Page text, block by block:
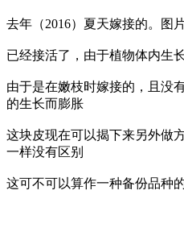
去年（2016）夏天嫁接的。图
已经接活了，由于植物体内生
由于是在嫩枝时嫁接的，且没
的生长而膨胀
这块皮现在可以揭下来另外做
一样没有区别
这可不可以算作一种备份品种